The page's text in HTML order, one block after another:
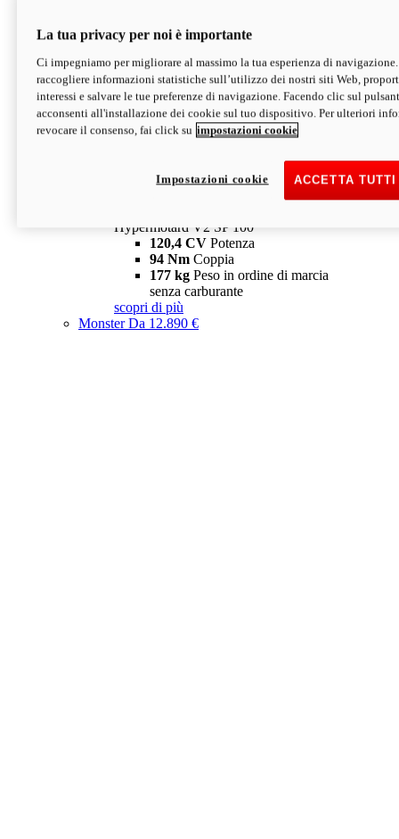
V2 SP
Hypermotard V2 SP
120,4 CVPotenza
94 NmCoppia
177 kgPeso in ordine di marcia
senza carburante
Depotenziata 35 kW: 18.890 € i
configura scopri di più
Hypermotard V2 SP 100
120,4 CV Potenza
94 Nm Coppia
177 kg Peso in ordine di marcia
senza carburante
scopri di più
MonsterDa 12.890 €
La tua privacy per noi è importante
Ci impegniamo per migliorare al massimo la tua esperienza di
raccogliere informazioni statistiche sull’utilizzo dei nostri siti Web,
interessi e salvare le tue preferenze di navigazione. Facendo clic sul
acconsenti all'installazione dei cookie sul tuo dispositivo. Per ulteriori
revocare il consenso, fai click su impostazioni cookie
ACCETTA
Impostazioni cookie